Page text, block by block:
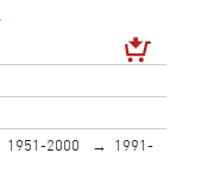
1951-2000
1991-